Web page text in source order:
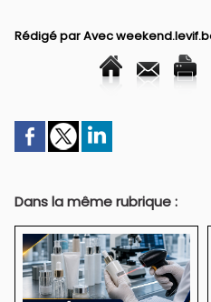
Rédigé par Avec
Dans la même rubrique :